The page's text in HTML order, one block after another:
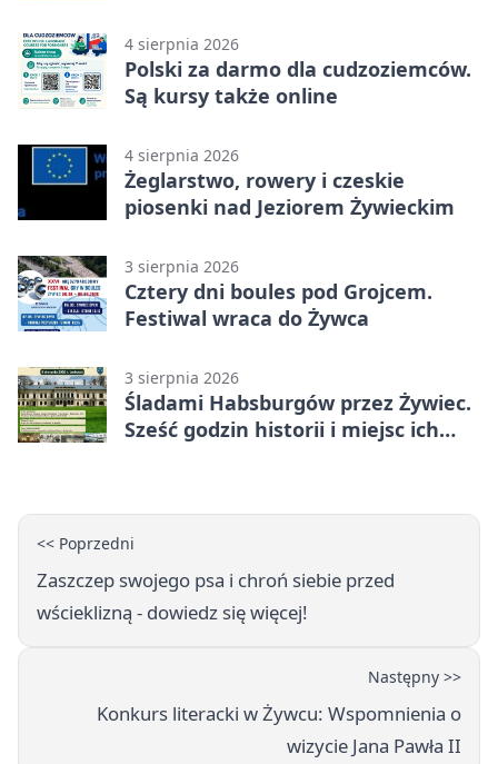
4 sierpnia 2026
Polski za darmo dla cudzoziemców.
Są kursy także online
4 sierpnia 2026
Żeglarstwo, rowery i czeskie
piosenki nad Jeziorem Żywieckim
3 sierpnia 2026
Cztery dni boules pod Grojcem.
Festiwal wraca do Żywca
3 sierpnia 2026
Śladami Habsburgów przez Żywiec.
Sześć godzin historii i miejsc ich
<< Poprzedni
Zaszczep swojego psa i chroń siebie przed
wścieklizną - dowiedz się więcej!
Następny >>
Konkurs literacki w Żywcu: Wspomnienia o
wizycie Jana Pawła II